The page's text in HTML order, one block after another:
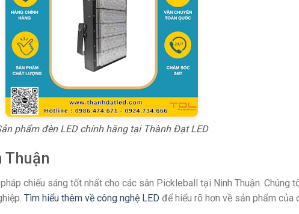
phẩm đèn LED chính hãng tại Thành Đạt LED
Thuận
chiếu sáng tốt nhất cho các sân Pickleball tại Ninh Thuận. Chúng
Tìm hiểu thêm về công nghệ LED để hiểu rõ hơn về sản phẩm của